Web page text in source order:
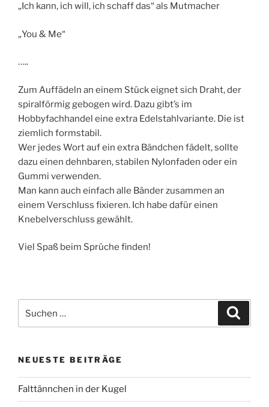
„Ich kann, ich will, ich schaff das“ als Mutmacher
„You & Me“
…..
Zum Auffädeln an einem Stück eignet sich Draht, der
spiralförmig gebogen wird. Dazu gibt’s im
Hobbyfachhandel eine extra Edelstahlvariante. Die ist
ziemlich formstabil.
Wer jedes Wort auf ein extra Bändchen fädelt, sollte
dazu einen dehnbaren, stabilen Nylonfaden oder ein
Gummi verwenden.
Man kann auch einfach alle Bänder zusammen an
einem Verschluss fixieren. Ich habe dafür einen
Knebelverschluss gewählt.
Viel Spaß beim Sprüche finden!
nach:
NEUESTE BEITRÄGE
Falttännchen in der Kugel